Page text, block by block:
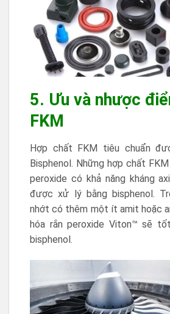
5. Ưu và nhược
FKM
Hợp chất FKM tiêu chuẩn
Bisphenol. Những hợp chất
peroxide có khả năng kháng
được xử lý bằng bisphenol.
nhớt có thêm một ít amit hoặc
hóa rắn peroxide Viton™ sẽ
bisphenol.